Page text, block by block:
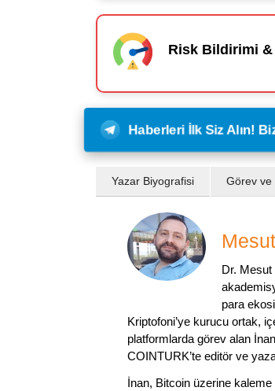
Risk Bildirimi &
Haberleri İlk Siz Alın!
Yazar Biyografisi Görev ve
Dr. Mesut
para
Kriptofoni’ye kurucu ortak,
platformlarda görev alan
COINTURK’te editör ve
İnan, Bitcoin üzerine kaleme